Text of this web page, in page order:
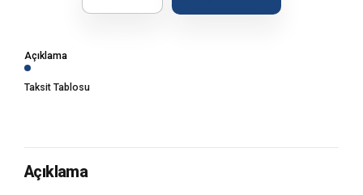
Açıklama
Taksit Tablosu
Açıklama